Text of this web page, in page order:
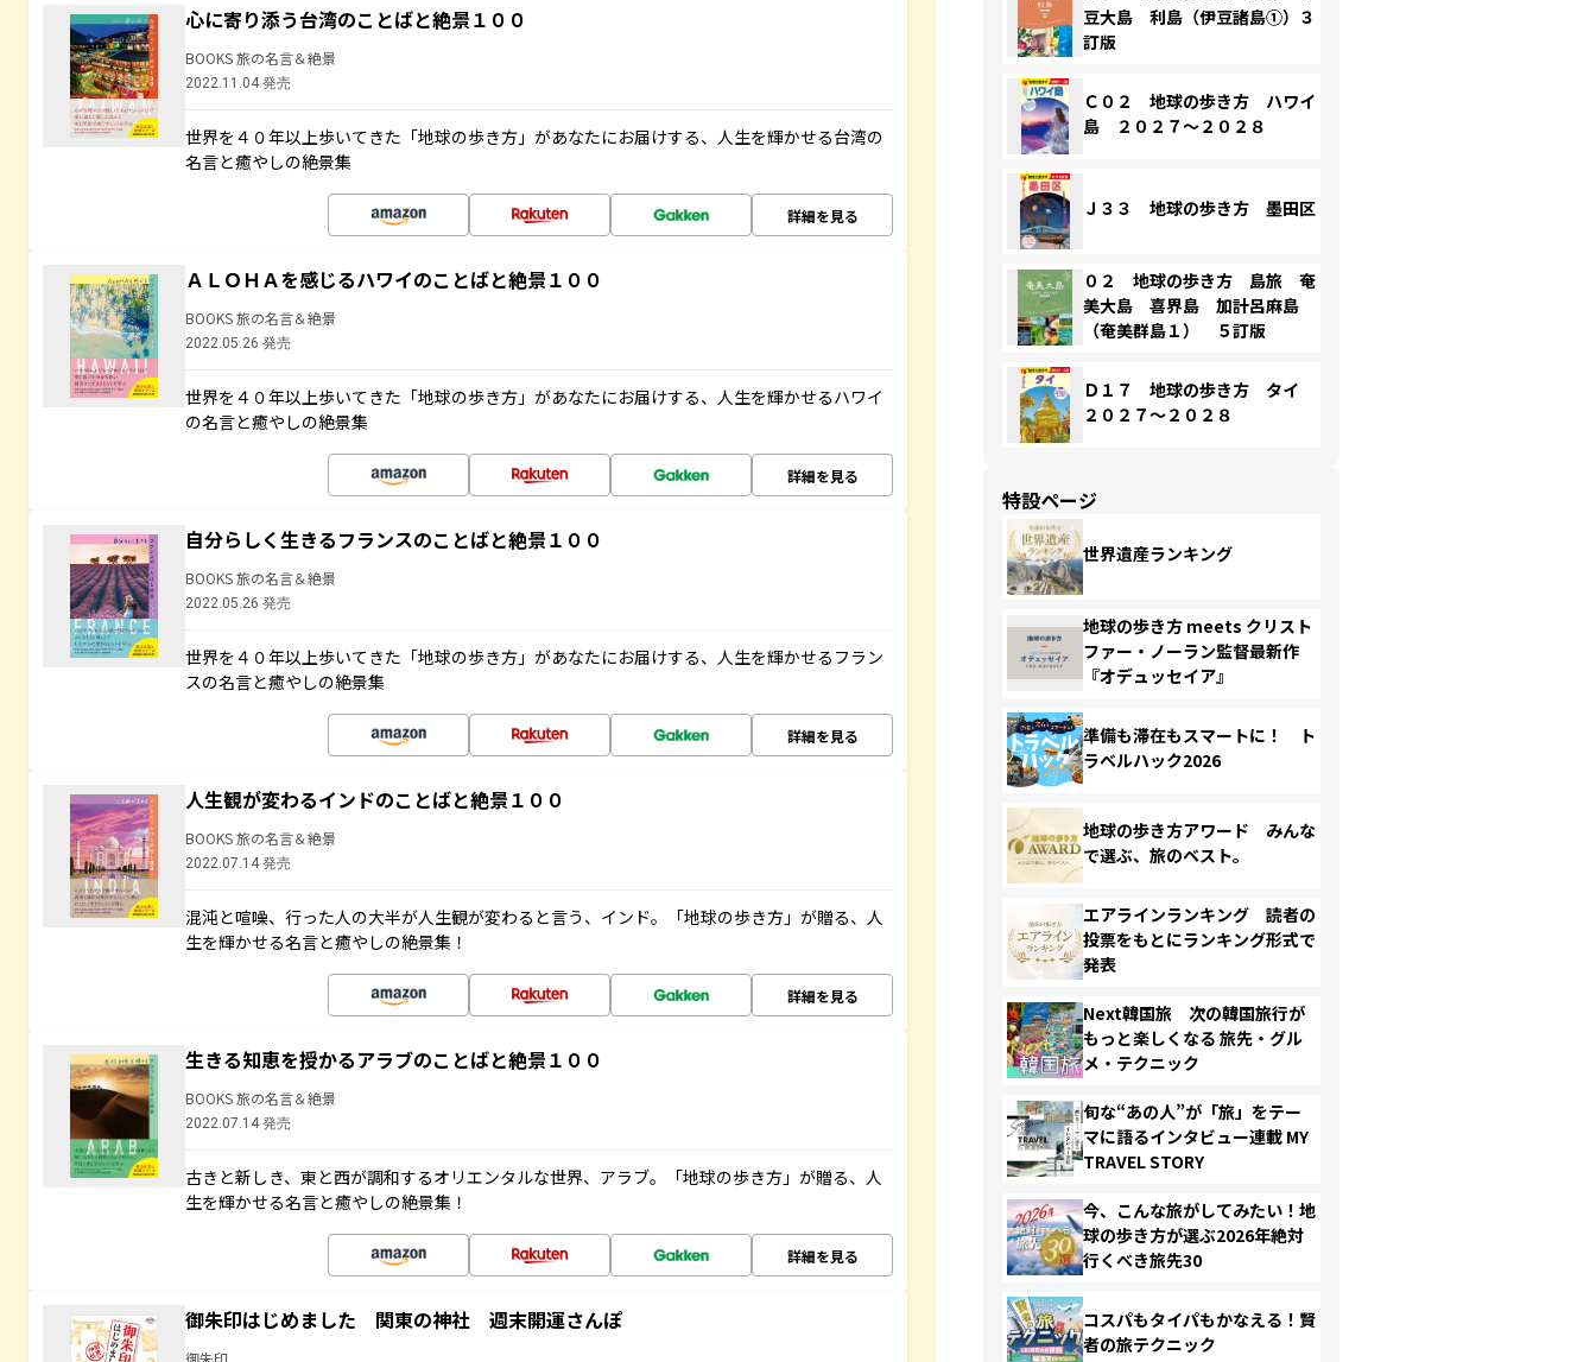
心に寄り添う台湾のことばと絶景１００
BOOKS 旅の名言＆絶景
2022.11.04 発売
世界を４０年以上歩いてきた「地球の歩き方」があなたにお届けする、人生を輝かせる台湾の
名言と癒やしの絶景集
詳細を見る
ＡＬＯＨＡを感じるハワイのことばと絶景１００
BOOKS 旅の名言＆絶景
2022.05.26 発売
世界を４０年以上歩いてきた「地球の歩き方」があなたにお届けする、人生を輝かせるハワイ
の名言と癒やしの絶景集
詳細を見る
自分らしく生きるフランスのことばと絶景１００
BOOKS 旅の名言＆絶景
2022.05.26 発売
世界を４０年以上歩いてきた「地球の歩き方」があなたにお届けする、人生を輝かせるフラン
スの名言と癒やしの絶景集
詳細を見る
人生観が変わるインドのことばと絶景１００
BOOKS 旅の名言＆絶景
2022.07.14 発売
混沌と喧噪、行った人の大半が人生観が変わると言う、インド。「地球の歩き方」が贈る、人
生を輝かせる名言と癒やしの絶景集！
詳細を見る
生きる知恵を授かるアラブのことばと絶景１００
BOOKS 旅の名言＆絶景
2022.07.14 発売
古きと新しき、東と西が調和するオリエンタルな世界、アラブ。「地球の歩き方」が贈る、人
生を輝かせる名言と癒やしの絶景集！
詳細を見る
御朱印はじめました 関東の神社 週末開運さんぽ
御朱印
豆大島 利島（伊豆諸島①）３
訂版
Ｃ０２ 地球の歩き方 ハワイ
島 ２０２７～２０２８
Ｊ３３ 地球の歩き方 墨田区
０２ 地球の歩き方 島旅 奄
美大島 喜界島 加計呂麻島
（奄美群島１） ５訂版
Ｄ１７ 地球の歩き方 タイ
２０２７～２０２８
特設ページ
世界遺産ランキング
地球の歩き方 meets クリスト
ファー・ノーラン監督最新作
『オデュッセイア』
準備も滞在もスマートに！ ト
ラベルハック2026
地球の歩き方アワード みんな
で選ぶ、旅のベスト。
エアラインランキング 読者の
投票をもとにランキング形式で
発表
Next韓国旅 次の韓国旅行が
もっと楽しくなる 旅先・グル
メ・テクニック
旬な“あの人”が「旅」をテー
マに語るインタビュー連載 MY
TRAVEL STORY
今、こんな旅がしてみたい！地
球の歩き方が選ぶ2026年絶対
行くべき旅先30
コスパもタイパもかなえる！賢
者の旅テクニック